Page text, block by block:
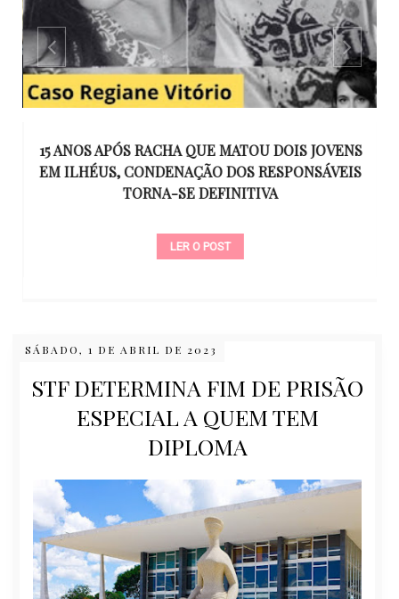
15 ANOS APÓS RACHA QUE MATOU DOIS JOVENS
EM ILHÉUS, CONDENAÇÃO DOS RESPONSÁVEIS
TORNA-SE DEFINITIVA
LER O POST
SÁBADO, 1 DE ABRIL DE 2023
STF DETERMINA FIM DE PRISÃO
ESPECIAL A QUEM TEM
DIPLOMA